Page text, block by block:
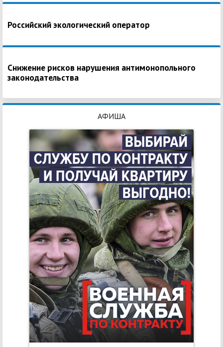
Российский экологический оператор
Снижение рисков нарушения антимонопольного
законодательства
АФИША